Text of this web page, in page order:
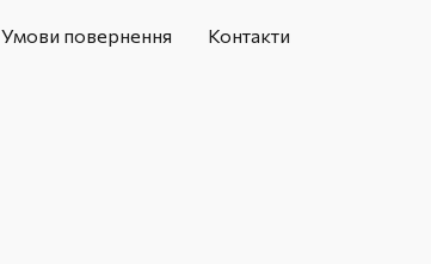
Умови повернення Контакти